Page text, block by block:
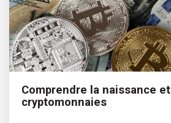
Comprendre la naissance
cryptomonnaies